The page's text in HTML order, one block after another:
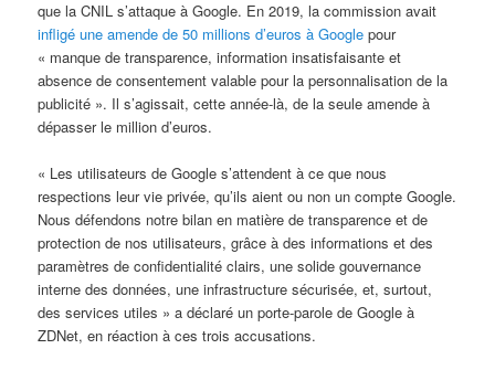
que la CNIL s’attaque à Google. En 2019, la commission avait
infligé une amende de 50 millions d’euros à Google pour
« manque de transparence, information insatisfaisante et
absence de consentement valable pour la personnalisation de la
publicité ». Il s’agissait, cette année-là, de la seule amende à
dépasser le million d’euros.
« Les utilisateurs de Google s’attendent à ce que nous
respections leur vie privée, qu’ils aient ou non un compte Google.
Nous défendons notre bilan en matière de transparence et de
protection de nos utilisateurs, grâce à des informations et des
paramètres de confidentialité clairs, une solide gouvernance
interne des données, une infrastructure sécurisée, et, surtout,
des services utiles » a déclaré un porte-parole de Google à
ZDNet, en réaction à ces trois accusations.